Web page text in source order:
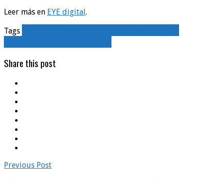
Leer más en EYE digital.
Tags
Share this post
Previous Post